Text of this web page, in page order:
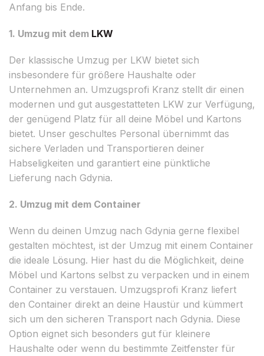
Anfang bis Ende.
1. Umzug mit dem LKW
Der klassische Umzug per LKW bietet sich
insbesondere für größere Haushalte oder
Unternehmen an. Umzugsprofi Kranz stellt dir einen
modernen und gut ausgestatteten LKW zur Verfügung,
der genügend Platz für all deine Möbel und Kartons
bietet. Unser geschultes Personal übernimmt das
sichere Verladen und Transportieren deiner
Habseligkeiten und garantiert eine pünktliche
Lieferung nach Gdynia.
2. Umzug mit dem Container
Wenn du deinen Umzug nach Gdynia gerne flexibel
gestalten möchtest, ist der Umzug mit einem Container
die ideale Lösung. Hier hast du die Möglichkeit, deine
Möbel und Kartons selbst zu verpacken und in einem
Container zu verstauen. Umzugsprofi Kranz liefert
den Container direkt an deine Haustür und kümmert
sich um den sicheren Transport nach Gdynia. Diese
Option eignet sich besonders gut für kleinere
Haushalte oder wenn du bestimmte Zeitfenster für